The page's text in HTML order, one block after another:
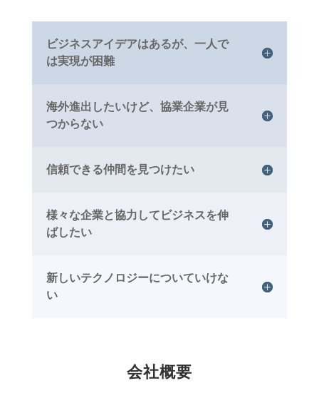
ビジネスアイデアはあるが、一人で
は実現が困難
海外進出したいけど、協業企業が見
つからない
信頼できる仲間を見つけたい
様々な企業と協力してビジネスを伸
ばしたい
新しいテクノロジーについていけな
い
会社概要